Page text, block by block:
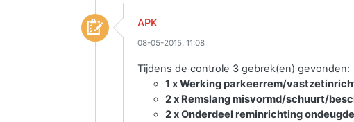
APK
08-05-2015, 11:08
Tijdens de controle 3 gebrek(en) gevonden:
1 x Werking parkeerrem/
2 x Remslang misvormd/schuurt/
2 x Onderdeel reminrichting